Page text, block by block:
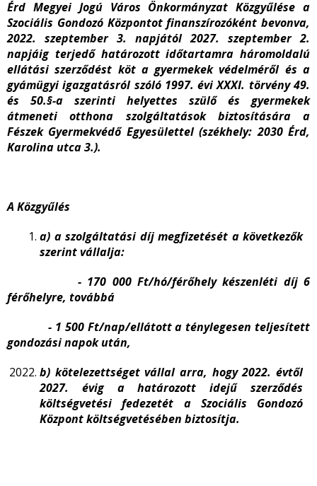
Érd Megyei Jogú Város Önkormányzat Közgyűlése a
Szociális Gondozó Központot finanszírozóként bevonva,
2022. szeptember 3. napjától 2027. szeptember 2.
napjáig terjedő határozott időtartamra háromoldalú
ellátási szerződést köt a gyermekek védelméről és a
gyámügyi igazgatásról szóló 1997. évi XXXI. törvény 49.
és 50.§-a szerinti helyettes szülő és gyermekek
átmeneti otthona szolgáltatások biztosítására a
Fészek Gyermekvédő Egyesülettel (székhely: 2030 Érd,
Karolina utca 3.).
A Közgyűlés
a) a szolgáltatási díj megfizetését a következők
szerint vállalja:
- 170 000 Ft/hó/férőhely készenléti díj 6
férőhelyre, továbbá
- 1 500 Ft/nap/ellátott a ténylegesen teljesített
gondozási napok után,
b) kötelezettséget vállal arra, hogy 2022. évtől
2027. évig a határozott idejű szerződés
költségvetési fedezetét a Szociális Gondozó
Központ költségvetésében biztosítja.